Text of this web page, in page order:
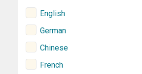
English
German
Chinese
French